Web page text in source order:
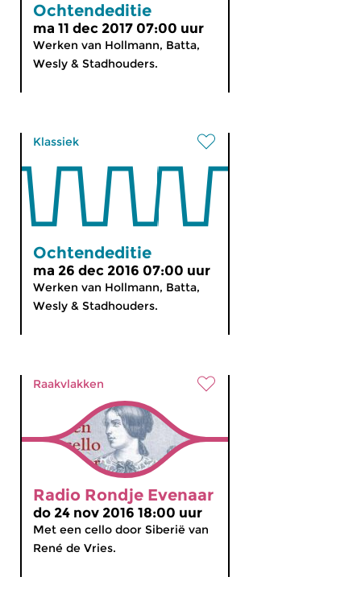
Ochtendeditie
ma 11 dec 2017 07:00 uur
Werken van Hollmann, Batta,
Wesly & Stadhouders.
Klassiek
Ochtendeditie
ma 26 dec 2016 07:00 uur
Werken van Hollmann, Batta,
Wesly & Stadhouders.
Raakvlakken
Radio Rondje Evenaar
do 24 nov 2016 18:00 uur
Met een cello door Siberië van
René de Vries.